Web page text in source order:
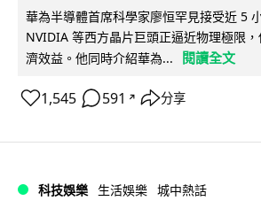
華為半導體首席科學家廖恒罕見接受近 5
NVIDIA 等西方晶片巨頭正逼近物理極限
濟效益。他同時介紹華為...
閱讀全文
1,545 591 ↗ 分享
科技娛樂 生活娛樂 城中熱話